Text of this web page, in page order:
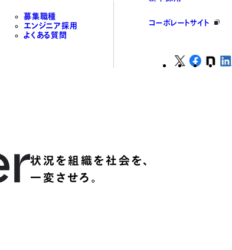
募集職種
エンジニア採用
よくある質問
コーポレートサイト
状況を組織を社会を、
一変させろ。